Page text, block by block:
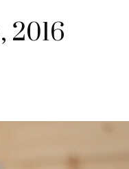
2016